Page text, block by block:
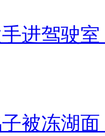
进驾驶
被冻湖